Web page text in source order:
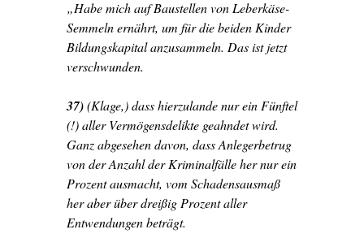
„Habe mich auf Baustellen von Leberkäse-
Semmeln ernährt, um für die beiden Kinder
Bildungskapital anzusammeln. Das ist jetzt
verschwunden.
37)(Klage,)dass hierzulande nur ein Fünftel
(!) aller Vermögensdelikte geahndet wird.
Ganz abgesehen davon, dass Anlegerbetrug
von der Anzahl der Kriminalfälle her nur ein
Prozent ausmacht, vom Schadensausmaß
her aber über dreißig Prozent aller
Entwendungen beträgt.